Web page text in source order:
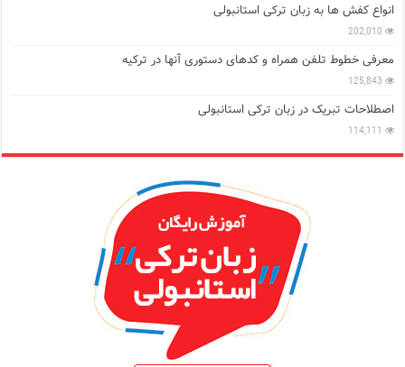
انواع کفش ها به زبان ترکی استانبولی
202,010
معرفی خطوط تلفن همراه و کدهای دستوری آنها در ترکیه
125,843
اصطلاحات تبریک در زبان ترکی استانبولی
114,111